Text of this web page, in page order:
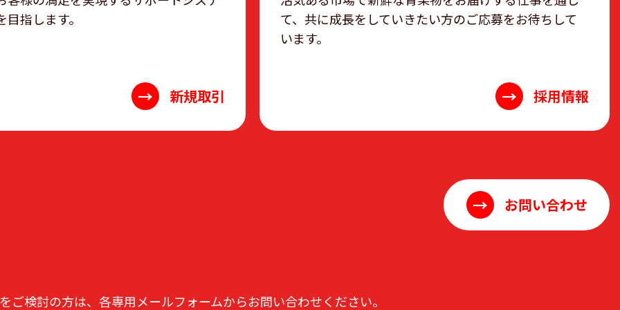
指します。
→ 新規取引
て、共に成長をしていきたい方のご応募をお待ちして
います。
→ 採用情報
→ お問い合わせ
検討の方は、各専用メールフォームからお問い合わせください。